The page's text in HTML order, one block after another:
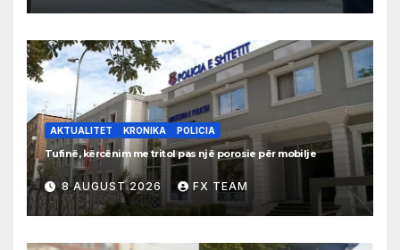
AKTUALITET KRONIKA POLICIA
Tufinë, kërcënim me tritol pas një porosie për mobilje
8 AUGUST 2026 FX TEAM